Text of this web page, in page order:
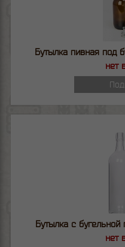
Бутылка пивная под
нет
Бутылка с бугельной
нет